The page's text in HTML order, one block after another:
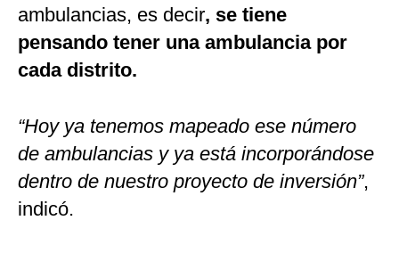
ambulancias, es decir, se tiene
pensando tener una ambulancia por
cada distrito.
“Hoy ya tenemos mapeado ese número
de ambulancias y ya está incorporándose
dentro de nuestro proyecto de inversión”,
indicó.